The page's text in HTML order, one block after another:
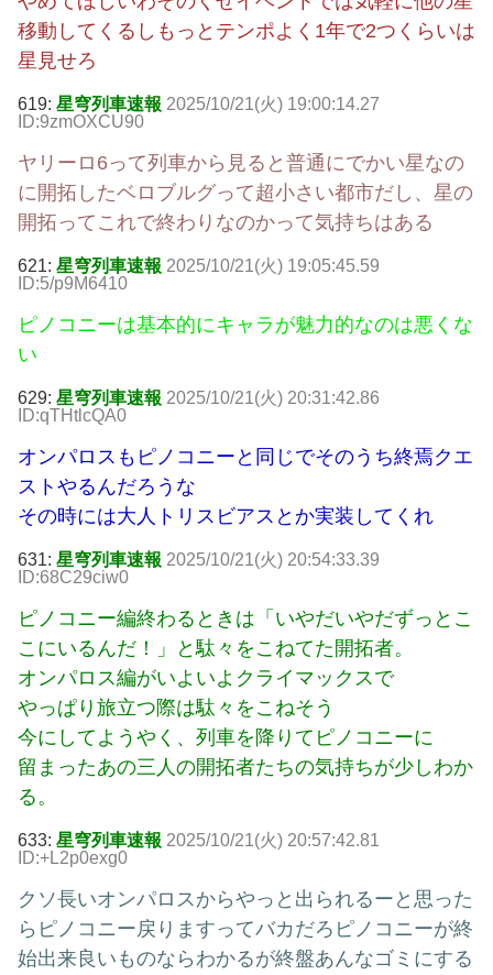
移動してくるしもっとテンポよく1年で2つくらいは
星見せろ
619: 星穹列車速報 2025/10/21(火) 19:00:14.27
ID:9zmOXCU90
ヤリーロ6って列車から見ると普通にでかい星なの
に開拓したベロブルグって超小さい都市だし、星の
開拓ってこれで終わりなのかって気持ちはある
621: 星穹列車速報 2025/10/21(火) 19:05:45.59
ID:5/p9M6410
ピノコニーは基本的にキャラが魅力的なのは悪くな
い
629: 星穹列車速報 2025/10/21(火) 20:31:42.86
ID:qTHtlcQA0
オンパロスもピノコニーと同じでそのうち終焉クエ
ストやるんだろうな
その時には大人トリスビアスとか実装してくれ
631: 星穹列車速報 2025/10/21(火) 20:54:33.39
ID:68C29ciw0
ピノコニー編終わるときは「いやだいやだずっとこ
こにいるんだ！」と駄々をこねてた開拓者。
オンパロス編がいよいよクライマックスで
やっぱり旅立つ際は駄々をこねそう
今にしてようやく、列車を降りてピノコニーに
留まったあの三人の開拓者たちの気持ちが少しわか
る。
633: 星穹列車速報 2025/10/21(火) 20:57:42.81
ID:+L2p0exg0
クソ長いオンパロスからやっと出られるーと思った
らピノコニー戻りますってバカだろピノコニーが終
始出来良いものならわかるが終盤あんなゴミにする